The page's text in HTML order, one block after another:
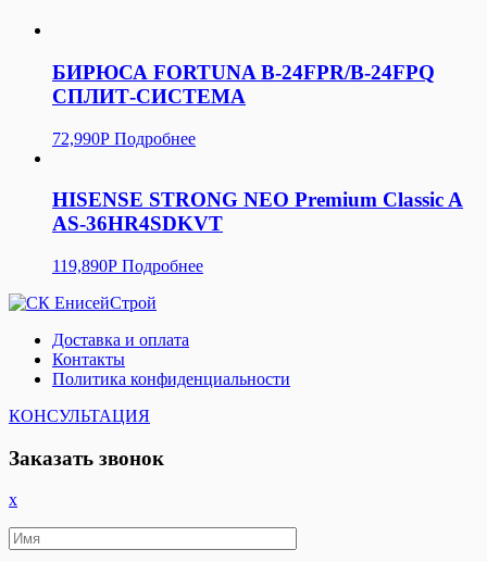
БИРЮСА FORTUNA B-24FPR/B-24FPQ
СПЛИТ-СИСТЕМА
72,990Р Подробнее
HISENSE STRONG NEO Premium Classic A
AS-36HR4SDKVT
119,890Р Подробнее
Доставка и оплата
Контакты
Политика конфиденциальности
КОНСУЛЬТАЦИЯ
Заказать звонок
x